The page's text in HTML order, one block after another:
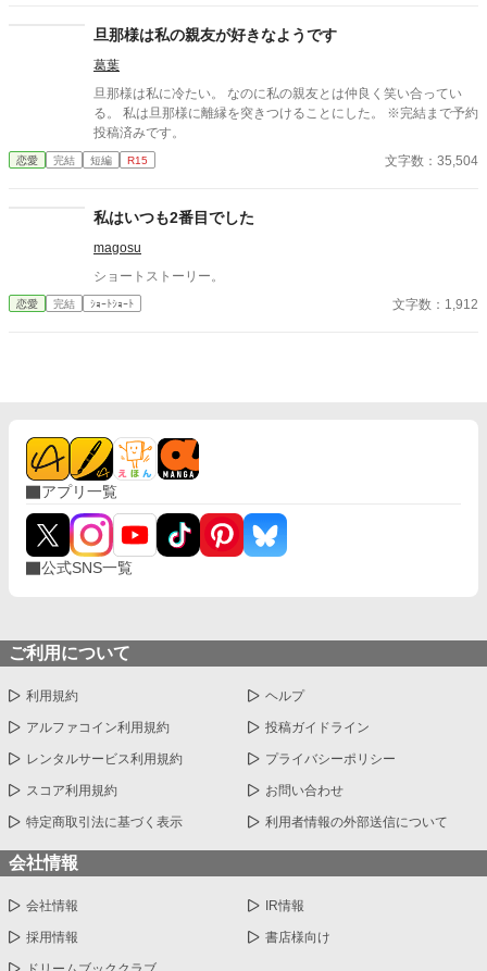
られるのならば。 もう……王太子妃の座に居る必要はないと。
旦那様は私の親友が好きなようです
葛葉
旦那様は私に冷たい。 なのに私の親友とは仲良く笑い合ってい
る。 私は旦那様に離縁を突きつけることにした。 ※完結まで予約
投稿済みです。
恋愛 完結 短編 R15 文字数：35,504
私はいつも2番目でした
magosu
ショートストーリー。
恋愛 完結 ｼｮｰﾄｼｮｰﾄ 文字数：1,912
アプリ一覧
公式SNS一覧
ご利用について
利用規約 ヘルプ
アルファコイン利用規約 投稿ガイドライン
レンタルサービス利用規約 プライバシーポリシー
スコア利用規約 お問い合わせ
特定商取引法に基づく表示 利用者情報の外部送信について
会社情報
会社情報 IR情報
採用情報 書店様向け